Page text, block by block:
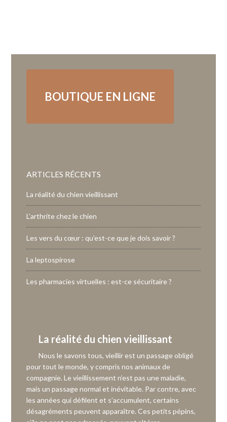
BOUTIQUE EN LIGNE
ARTICLES RÉCENTS
La réalité du chien vieillissant
L’arthrite chez le chien
Les vers du cœur : qu’est-ce que je dois savoir ?
La leptospirose
Les pharmacies virtuelles : est-ce sécuritaire ?
La réalité du chien vieillissant
Nous le savons tous, vieillir est un passage obligé
pour tout le monde, y compris nos animaux de
compagnie. Le vieillissement n’est pas une maladie,
mais un passage normal et inévitable. Par contre, avec
les années qui défilent et s’accumulent, certains
désagréments peuvent apparaître. Ces petits pépins,